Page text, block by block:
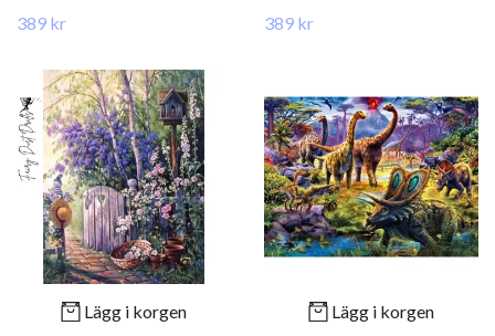
389 kr
389 kr
Lägg i korgen
Lägg i korgen